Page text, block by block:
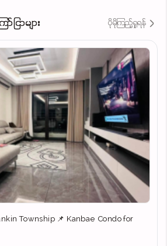
ငြာများ ပိုမိုကြည့်ရှုရန်